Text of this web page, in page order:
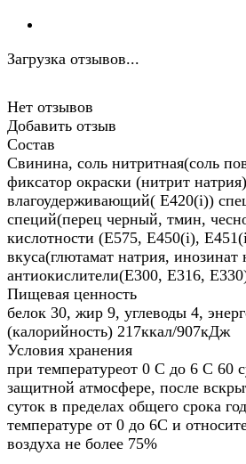
Загрузка отзывов...
Нет отзывов
Добавить отзыв
Состав
Свинина, соль нитритная(соль
фиксатор окраски (нитрит
влагоудерживающий( Е420(i))
специй(перец черный, тмин,
кислотности (Е575, Е450(i),
вкуса(глютамат натрия, инозинат
антиокислители(Е300, Е316,
Пищевая ценность
белок 30, жир 9, углеводы 4,
(калорийность) 217ккал/907кДж
Условия хранения
при температуреот 0 С до 6 С 60
защитной атмосфере, после
суток в пределах общего срока
температуре от 0 до 6С и
воздуха не более 75%